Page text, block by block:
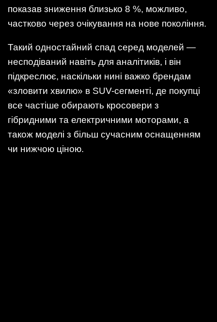
показав зниження близько 8 %, можливо,
частково через очікування на нове покоління.
Такий одностайний спад серед моделей —
несподіваний навіть для аналітиків, і він
підкреслює, наскільки нині важко брендам
«зловити хвилю» в SUV-сегменті, де покупці
все частіше обирають кросовери з
гібридними та електричними моторами, а
також моделі з більш сучасним оснащенням
чи нижчою ціною.